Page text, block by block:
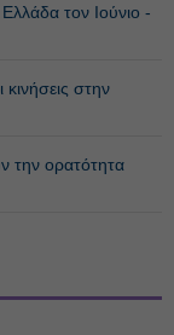
τον Ιούνιο -
στην
την ορατότητα